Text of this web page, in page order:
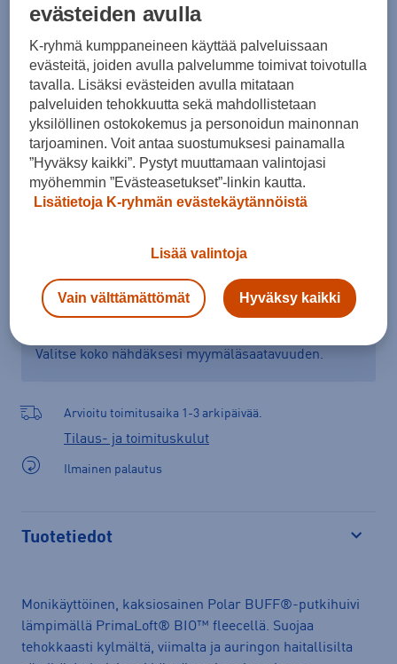
Koko
Kokotaulukko
Lisää ostoskoriin
Verkkokauppa: Ei saatavilla Myymälät: Saatavilla
Valitse koko nähdäksesi myymäläsaatavuuden.
Arvioitu toimitusaika 1-3 arkipäivää.
Tilaus- ja toimituskulut
Ilmainen palautus
Tuotetiedot
Monikäyttöinen, kaksiosainen Polar BUFF®-putkihuivi
lämpimällä PrimaLoft® BIO™ fleecellä. Suojaa
tehokkaasti kylmältä, viimalta ja auringon haitallisilta
evästeiden avulla
K-ryhmä kumppaneineen käyttää palveluissaan
evästeitä, joiden avulla palvelumme toimivat toivotulla
tavalla. Lisäksi evästeiden avulla mitataan
palveluiden tehokkuutta sekä mahdollistetaan
yksilöllinen ostokokemus ja personoidun mainonnan
tarjoaminen. Voit antaa suostumuksesi painamalla
”Hyväksy kaikki”. Pystyt muuttamaan valintojasi
myöhemmin ”Evästeasetukset”-linkin kautta.
Lisätietoja K-ryhmän evästekäytännöistä
Lisää valintoja
Vain välttämättömät Hyväksy kaikki